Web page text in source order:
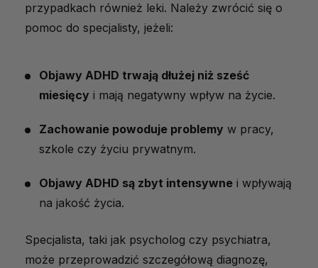
przypadkach również leki. Należy zwrócić się o
pomoc do specjalisty, jeżeli:
Objawy ADHD trwają dłużej niż sześć
miesięcy i mają negatywny wpływ na życie.
Zachowanie powoduje problemy w pracy,
szkole czy życiu prywatnym.
Objawy ADHD są zbyt intensywne i wpływają
na jakość życia.
Specjalista, taki jak psycholog czy psychiatra,
może przeprowadzić szczegółową diagnozę,